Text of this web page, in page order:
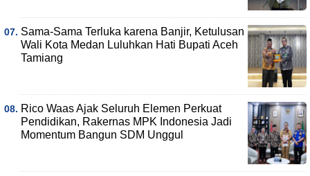
Sama-Sama Terluka karena Banjir, Ketulusan
Wali Kota Medan Luluhkan Hati Bupati Aceh
Tamiang
Rico Waas Ajak Seluruh Elemen Perkuat
Pendidikan, Rakernas MPK Indonesia Jadi
Momentum Bangun SDM Unggul